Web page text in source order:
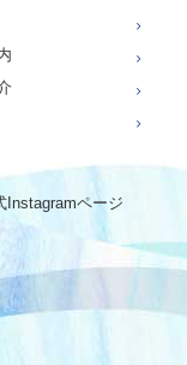
Instagramページ
仕出し、お